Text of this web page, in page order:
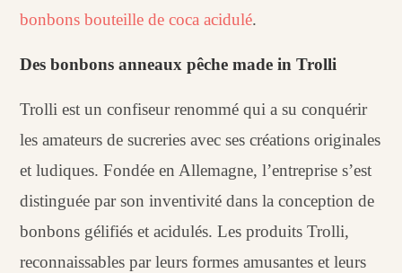
bonbons bouteille de coca acidulé.
Des bonbons anneaux pêche made in Trolli
Trolli est un confiseur renommé qui a su conquérir
les amateurs de sucreries avec ses créations originales
et ludiques. Fondée en Allemagne, l’entreprise s’est
distinguée par son inventivité dans la conception de
bonbons gélifiés et acidulés. Les produits Trolli,
reconnaissables par leurs formes amusantes et leurs